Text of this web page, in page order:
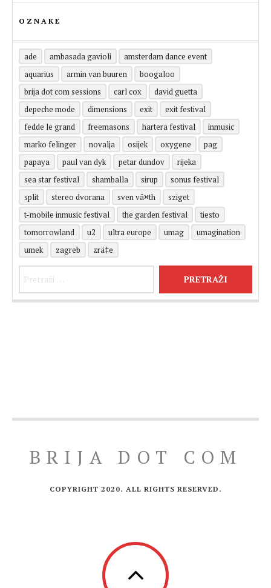
OZNAKE
ade ambasada gavioli
amsterdam dance event
aquarius
armin van buuren
boogaloo
brija dot com sessions
carl cox
david guetta
depeche mode
dimensions exit
exit festival
fedde le grand
freemasons hartera festival
inmusic
marko felinger
novalja osijek oxygene
pag
papaya
paul van dyk petar dundov
rijeka
sea star festival
shamballa sirup
sonus festival
split
stereo dvorana sven vã¤th
sziget
t-mobile inmusic festival
the garden festival
tiesto
tomorrowland
u2 ultra europe umag
umagination
umek
zagreb zrä‡e
BRIJA DOT COM
COPYRIGHT 2020. ALL RIGHTS RESERVED.